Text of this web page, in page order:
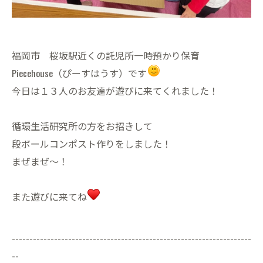
福岡市 桜坂駅近くの託児所一時預かり保育
Piecehouse（ぴーすはうす）です
今日は１３人のお友達が遊びに来てくれました！
循環生活研究所の方をお招きして
段ボールコンポスト作りをしました！
まぜまぜ〜！
また遊びに来てね
--------------------------------------------------------------------
--